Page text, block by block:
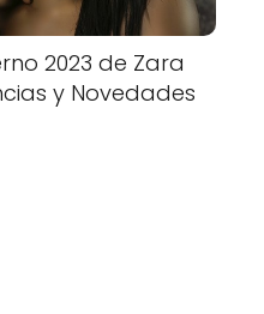
2023 de Zara
y Novedades